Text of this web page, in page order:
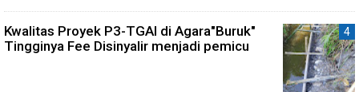
Kwalitas Proyek P3-TGAI di Agara"Buruk"
Tingginya Fee Disinyalir menjadi pemicu